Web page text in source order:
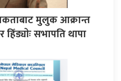
मुलुक आक्रान्त
सभापति थापा